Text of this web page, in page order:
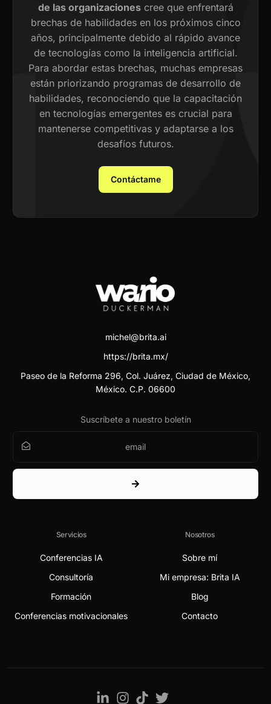
de las organizacionescree que enfrentará
brechas de habilidades en los próximos cinco
años, principalmente debido al rápido avance
de tecnologías como la inteligencia artificial.
Para abordar estas brechas, muchas empresas
están priorizando programas de desarrollo de
habilidades, reconociendo que la capacitación
en tecnologías emergentes es crucial para
mantenerse competitivas y adaptarse a los
desafíos futuros.
Contáctame
michel@brita.ai
https://brita.mx/
Paseo de la Reforma 296, Col. Juárez, Ciudad de México,
México. C.P. 06600
Suscríbete a nuestro boletín
Servicios
Conferencias IA
Consultoría
Formación
Conferencias motivacionales
Nosotros
Sobre mí
Mi empresa: Brita IA
Blog
Contacto